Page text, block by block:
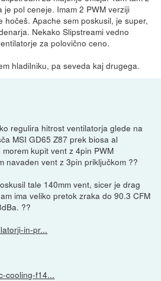
je pol ceneje. Imam 2 PWM verziji
hočeš. Apache sem poskusil, je super,
Nekako Slipstreami vedno
za polovično ceno.
hladilniku, pa seveda kaj drugega.
regulira hitrost ventilatorja glede na
MSI GD65 Z87 prek biosa al
kupit vent z 4pin PWM
navaden vent z 3pin priključkom ??
tale 140mm vent, sicer je drag
ima veliko pretok zraka do 90.3 CFM
??
in-pr...
cooling-f14...